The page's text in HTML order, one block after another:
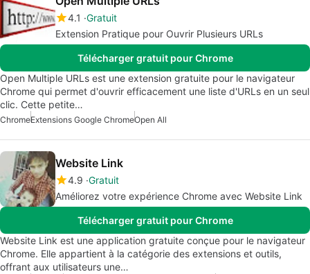
4.1 Gratuit
Extension Pratique pour Ouvrir Plusieurs URLs
Télécharger gratuit pour Chrome
Open Multiple URLs est une extension gratuite pour le navigateur
Chrome qui permet d'ouvrir efficacement une liste d'URLs en un seul
clic. Cette petite…
ChromeExtensions Google ChromeOpen All
Website Link
4.9 Gratuit
Améliorez votre expérience Chrome avec Website Link
Télécharger gratuit pour Chrome
Website Link est une application gratuite conçue pour le navigateur
Chrome. Elle appartient à la catégorie des extensions et outils,
offrant aux utilisateurs une…